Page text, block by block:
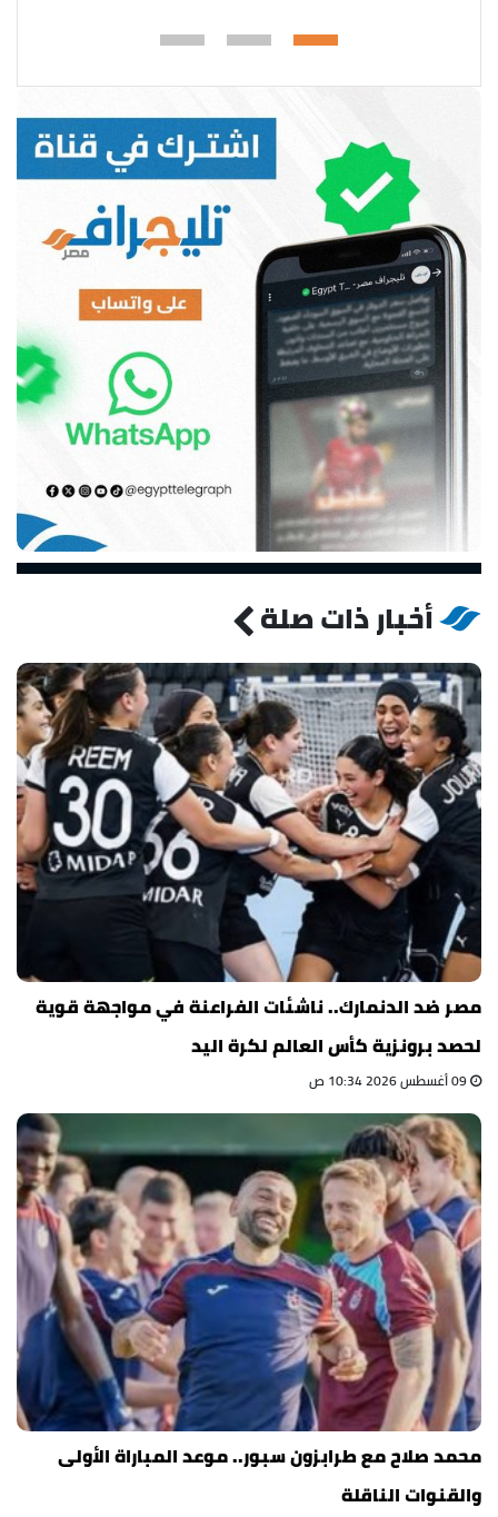
أخبار ذات صلة
مصر ضد الدنمارك.. ناشئات الفراعنة في مواجهة قوية
لحصد برونزية كأس العالم لكرة اليد
محمد صلاح مع طرابزون سبور.. موعد المباراة الأولى
والقنوات الناقلة